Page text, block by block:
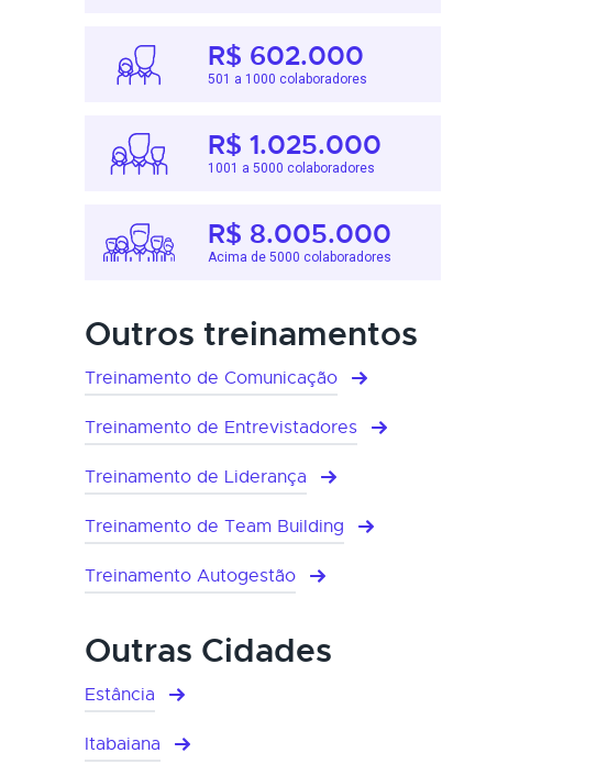
R$ 602.000
501 a 1000 colaboradores
R$ 1.025.000
1001 a 5000 colaboradores
R$ 8.005.000
Acima de 5000 colaboradores
Outros treinamentos
Treinamento de Comunicação
Treinamento de Entrevistadores
Treinamento de Liderança
Treinamento de Team Building
Treinamento Autogestão
Outras Cidades
Estância
Itabaiana